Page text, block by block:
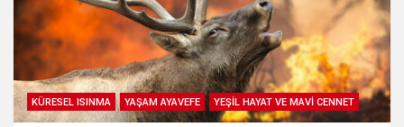
KÜRESEL ISINMA YAŞAM AYAVEFE YEŞİL HAYAT VE MAVİ CENNET